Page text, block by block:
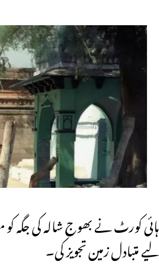
ہائی کورٹ نے بھوج شالہ کی جگہ کو
لیے متبادل زمین تجویز کی۔